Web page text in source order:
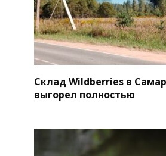
Склад Wildberries в
выгорел полностью